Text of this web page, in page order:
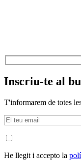
Inscriu-te al
T'informarem de totes
He llegit i accepto la